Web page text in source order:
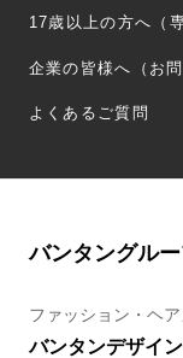
17歳以上の方へ（
企業の皆様へ（お
よくあるご質問
バンタングル
ファッション・ヘ
バンタンデザイ